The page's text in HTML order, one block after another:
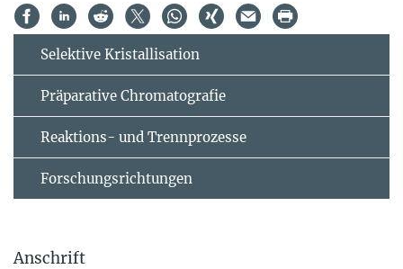
Selektive Kristallisation
Präparative Chromatografie
Reaktions- und Trennprozesse
Forschungsrichtungen
Anschrift